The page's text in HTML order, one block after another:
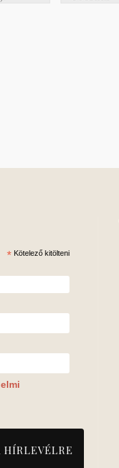
* Kötelező kitölteni